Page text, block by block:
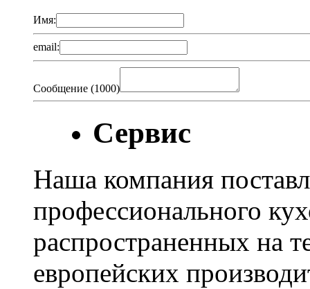
Имя:
email:
Сообщение (1000)
Сервис
Наша компания
профессионального
распространенных на
европейских